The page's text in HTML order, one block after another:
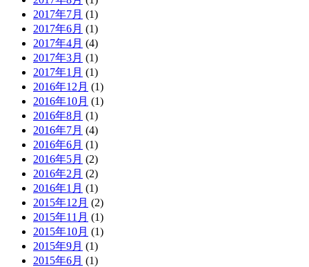
2017年7月 (1)
2017年6月 (1)
2017年4月 (4)
2017年3月 (1)
2017年1月 (1)
2016年12月 (1)
2016年10月 (1)
2016年8月 (1)
2016年7月 (4)
2016年6月 (1)
2016年5月 (2)
2016年2月 (2)
2016年1月 (1)
2015年12月 (2)
2015年11月 (1)
2015年10月 (1)
2015年9月 (1)
2015年6月 (1)